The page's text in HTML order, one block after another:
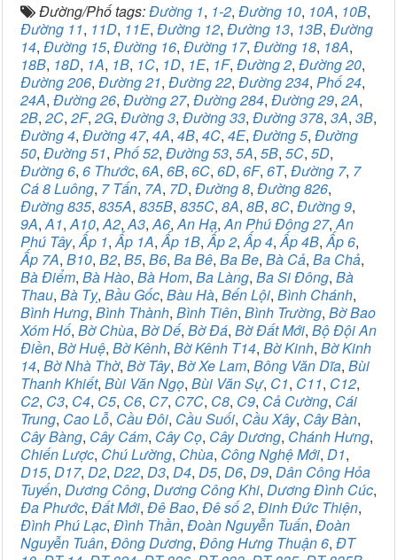
Đường/Phố tags:Đường 1, 1-2, Đường 10, 10A, 10B,
Đường 11, 11D, 11E, Đường 12, Đường 13, 13B, Đường
14, Đường 15, Đường 16, Đường 17, Đường 18, 18A,
18B, 18D, 1A, 1B, 1C, 1D, 1E, 1F, Đường 2, Đường 20,
Đường 206, Đường 21, Đường 22, Đường 234, Phố 24,
24A, Đường 26, Đường 27, Đường 284, Đường 29, 2A,
2B, 2C, 2F, 2G, Đường 3, Đường 33, Đường 378, 3A, 3B,
Đường 4, Đường 47, 4A, 4B, 4C, 4E, Đường 5, Đường
50, Đường 51, Phố 52, Đường 53, 5A, 5B, 5C, 5D,
Đường 6, 6 Thước, 6A, 6B, 6C, 6D, 6F, 6T, Đường 7, 7
Cá 8 Luông, 7 Tấn, 7A, 7D, Đường 8, Đường 826,
Đường 835, 835A, 835B, 835C, 8A, 8B, 8C, Đường 9,
9A,A1,A10,A2,A3,A6,An Hạ,An Phú Đông 27,An
Phú Tây,Ấp 1,Ấp 1A,Ấp 1B,Ấp 2,Ấp 4,Ấp 4B,Ấp 6,
Ấp 7A, B10, B2, B5, B6, Ba Bê, Ba Be, Bà Cả, Ba Chả,
Bà Điểm, Bà Hào, Bà Hom, Ba Làng, Ba Si Đông, Bà
Thau, Bà Tỵ, Bầu Gốc, Bàu Hà, Bến Lội, Bình Chánh,
Bình Hưng, Bình Thành, Bình Tiên, Bình Trường, Bờ Bao
Xóm Hố, Bờ Chùa, Bờ Dế, Bờ Đá, Bờ Đất Mới, Bộ Đội An
Điền, Bờ Huệ, Bờ Kênh, Bờ Kênh T14, Bờ Kinh, Bờ Kinh
14, Bờ Nhà Thờ, Bờ Tây, Bờ Xe Lam, Bông Văn Dĩa, Bùi
Thanh Khiết, Bùi Văn Ngọ, Bùi Văn Sự, C1, C11, C12,
C2, C3, C4, C5, C6, C7, C7C, C8, C9, Cả Cường, Cái
Trung, Cao Lỗ, Cầu Đôi, Cầu Suối, Cầu Xây, Cây Bàn,
Cây Bàng, Cây Cám, Cây Cọ, Cây Dương, Chánh Hưng,
Chiến Lược, Chú Lường, Chùa, Công Nghệ Mới, D1,
D15, D17, D2, D22, D3, D4, D5, D6, D9, Dân Công Hỏa
Tuyến, Dương Công, Dương Công Khi, Dương Đình Cúc,
Đa Phước, Đất Mới, Đê Bao, Đê số 2, Đinh Đức Thiện,
Đình Phú Lạc, Đình Thần, Đoàn Nguyễn Tuấn, Đoàn
Nguyễn Tuân, Đông Dương, Đông Hưng Thuận 6, ĐT